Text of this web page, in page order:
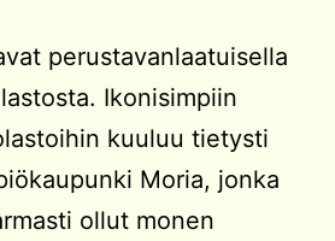
perustavanlaatuisella
Ikonisimpiin
kuuluu tietysti
Moria, jonka
ollut monen